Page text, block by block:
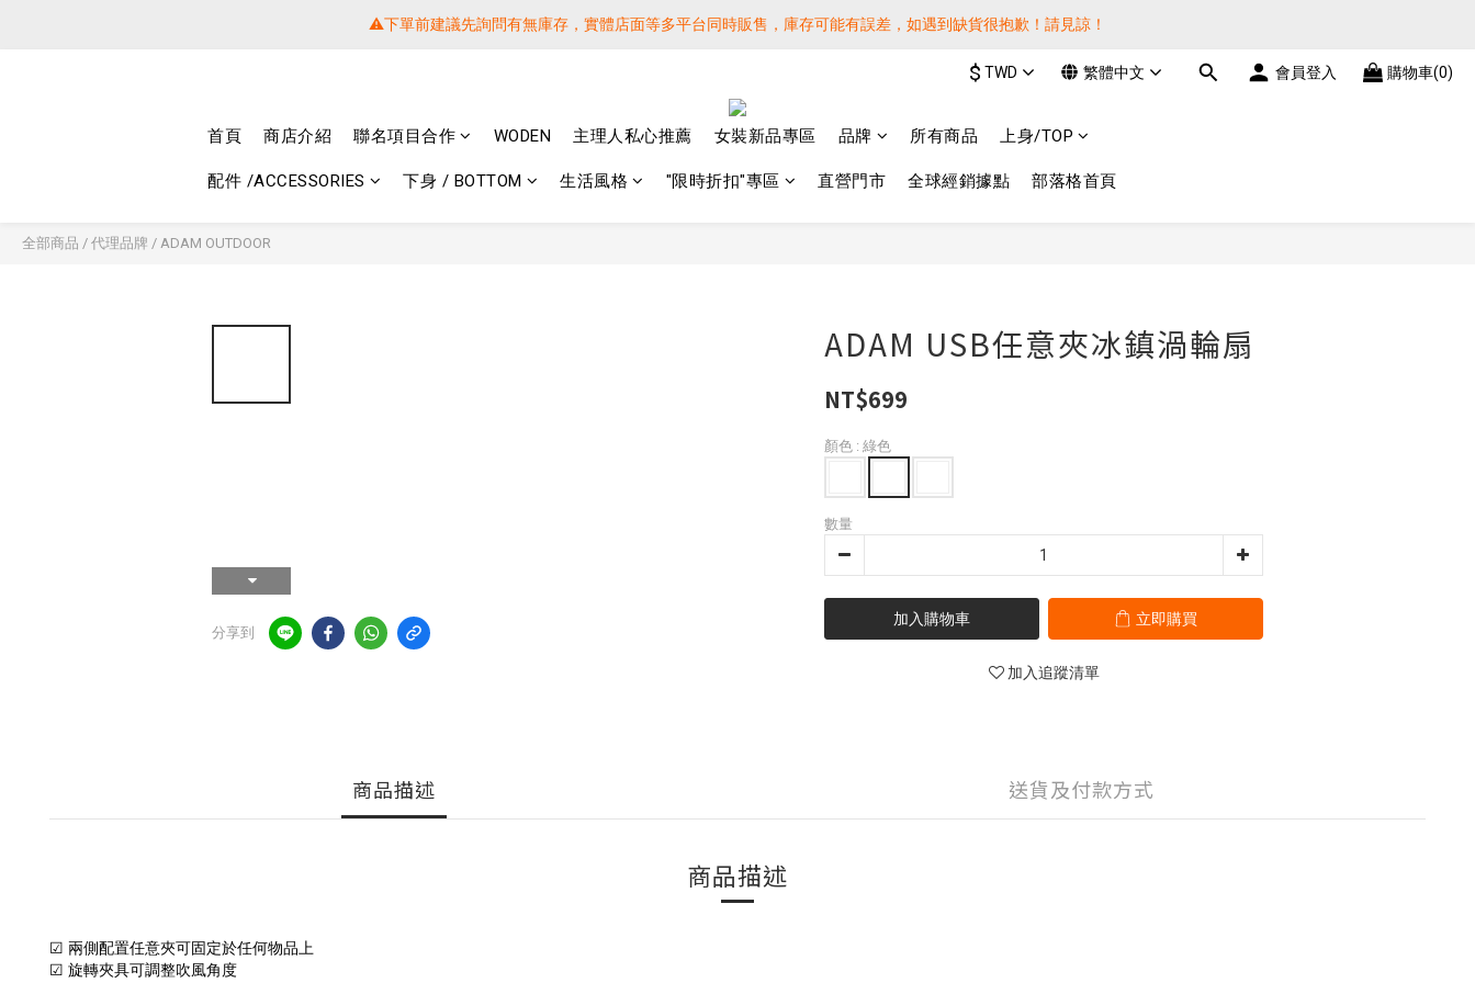
⚠️下單前建議先詢問有無庫存，實體店面等多平台同時販售，庫存可能有誤差，如遇到缺貨很抱歉！請見諒！
⚠️下單前建議先詢問有無庫存，實體店面等多平台同時販售，庫存可能有誤差，如遇到缺貨很抱歉！請見諒！
⚠️下單前建議先詢問有無庫存，實體店面等多平台同時販售，庫存可能有誤差，如遇到缺貨很抱歉！請見諒！
$ TWD 繁體中文 會員登入 購物車(0)
首頁 商店介紹 聯名項目合作 WODEN 主理人私心推薦 女裝新品專區 品牌 所有商品 上身/TOP
配件 /ACCESSORIES 下身 / BOTTOM 生活風格 "限時折扣"專區 直營門市 全球經銷據點 部落格首頁
全部商品 / 代理品牌 / ADAM OUTDOOR
分享到
ADAM USB任意夾冰鎮渦輪扇
NT$699
顏色 : 綠色
數量
加入購物車 立即購買
加入追蹤清單
商品描述 送貨及付款方式
商品描述
☑ 兩側配置任意夾可固定於任何物品上
☑ 旋轉夾具可調整吹風角度